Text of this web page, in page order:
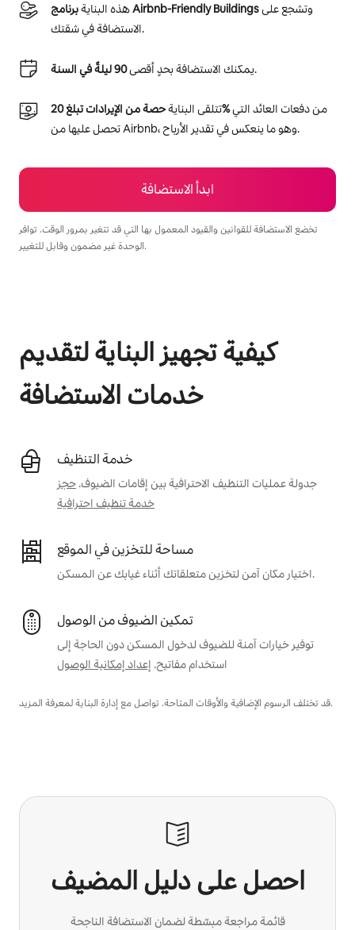
هذه البنايةبرنامج Airbnb-Friendly Buildings
الاستضافة في شقتك.
يمكنك الاستضافة بحدٍ أقصى90 ليلةً في السنة .
تتلقى البنايةحصة من الإيرادات تبلغ 20‎%‎من دفعات العائد التي
تحصل عليها من Airbnb، وهو ما ينعكس في تقدير الأرباح.
ابدأ الاستضافة
تخضع الاستضافة للقوانين والقيود المعمول بها التي قد تتغير بمرور الوقت. توافر
الوحدة غير مضمون وقابل للتغيير.
كيفية تجهيز البناية لتقديم
خدمات الاستضافة
خدمة التنظيف
جدولة عمليات التنظيف الاحترافية بين إقامات الضيوف. حجز
خدمة تنظيف احترافية
مساحة للتخزين في الموقع
اختيار مكان آمن لتخزين متعلقاتك أثناء غيابك عن المسكن.
تمكين الضيوف من الوصول
توفير خيارات آمنة للضيوف لدخول المسكن دون الحاجة إلى
استخدام مفاتيح. إعداد إمكانية الوصول
قد تختلف الرسوم الإضافية والأوقات المتاحة. تواصل مع إدارة البناية لمعرفة المزيد.
احصل على دليل المضيف
قائمة مراجعة مبسّطة لضمان الاستضافة الناجحة